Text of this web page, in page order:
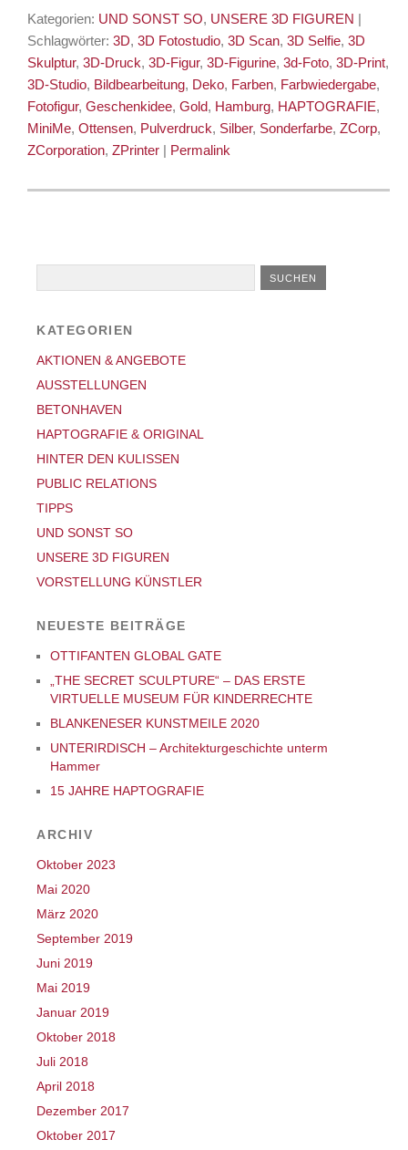
Kategorien: UND SONST SO, UNSERE 3D FIGUREN |
Schlagwörter:3D,3D Fotostudio,3D Scan,3D Selfie,3D
Skulptur,3D-Druck,3D-Figur,3D-Figurine,3d-Foto,3D-Print,
3D-Studio, Bildbearbeitung, Deko, Farben, Farbwiedergabe,
Fotofigur,Geschenkidee,Gold, Hamburg, HAPTOGRAFIE,
MiniMe,Ottensen, Pulverdruck, Silber, Sonderfarbe,ZCorp,
ZCorporation,ZPrinter | Permalink
KATEGORIEN
AKTIONEN & ANGEBOTE
AUSSTELLUNGEN
BETONHAVEN
HAPTOGRAFIE & ORIGINAL
HINTER DEN KULISSEN
PUBLIC RELATIONS
TIPPS
UND SONST SO
UNSERE 3D FIGUREN
VORSTELLUNG KÜNSTLER
NEUESTE BEITRÄGE
OTTIFANTEN GLOBAL GATE
„THE SECRET SCULPTURE“ – DAS ERSTE
VIRTUELLE MUSEUM FÜR KINDERRECHTE
BLANKENESER KUNSTMEILE 2020
UNTERIRDISCH – Architekturgeschichte unterm
Hammer
15 JAHRE HAPTOGRAFIE
ARCHIV
Oktober 2023
Mai 2020
März 2020
September 2019
Juni 2019
Mai 2019
Januar 2019
Oktober 2018
Juli 2018
April 2018
Dezember 2017
Oktober 2017